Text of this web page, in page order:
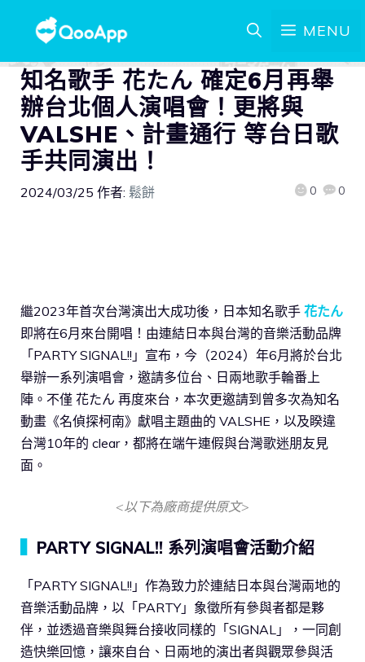
MENU
知名歌手 花たん 確定6月再舉
辦台北個人演唱會！更將與
VALSHE、計畫通行 等台日歌
手共同演出！
2024/03/25 作者: 鬆餅 0 0
繼2023年首次台灣演出大成功後，日本知名歌手 花たん
即將在6月來台開唱！由連結日本與台灣的音樂活動品牌
「PARTY SIGNAL!!」宣布，今（2024）年6月將於台北
舉辦一系列演唱會，邀請多位台、日兩地歌手輪番上
陣。不僅 花たん 再度來台，本次更邀請到曾多次為知名
動畫《名偵探柯南》獻唱主題曲的 VALSHE，以及睽違
台灣10年的 clear，都將在端午連假與台灣歌迷朋友見
面。
<以下為廠商提供原文>
PARTY SIGNAL!! 系列演唱會活動介紹
「PARTY SIGNAL!!」作為致力於連結日本與台灣兩地的
音樂活動品牌，以「PARTY」象徵所有參與者都是夥
伴，並透過音樂與舞台接收同樣的「SIGNAL」，一同創
造快樂回憶，讓來自台、日兩地的演出者與觀眾參與活